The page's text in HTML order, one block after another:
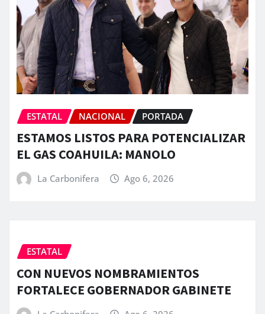
ESTATAL NACIONAL PORTADA
ESTAMOS LISTOS PARA POTENCIALIZAR
EL GAS COAHUILA: MANOLO
La Carbonifera Ago 6, 2026
ESTATAL
CON NUEVOS NOMBRAMIENTOS
FORTALECE GOBERNADOR GABINETE